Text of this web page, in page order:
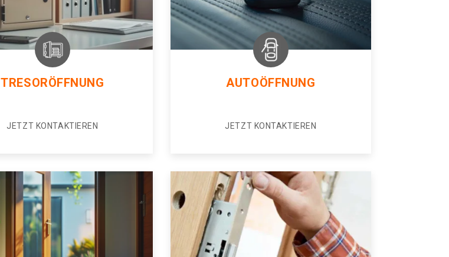
TRESORÖFFNUNG
JETZT KONTAKTIEREN
AUTOÖFFNUNG
JETZT KONTAKTIEREN